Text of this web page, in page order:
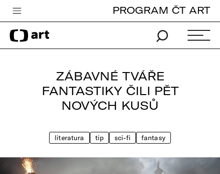
Česká televize
Zpravodajství
Vše o ČT
PROGRAM ČT ART
ZÁBAVNÉ TVÁŘE
FANTASTIKY ČILI PĚT
NOVÝCH KUSŮ
literatura tip sci-fi fantasy